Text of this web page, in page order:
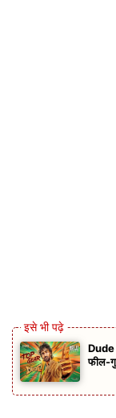
Dude
फील-